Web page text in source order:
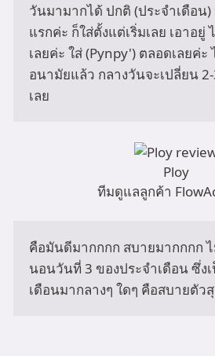
วันมามากได้ ปกติ (ประจำเดือน)
แรกค่ะ ก็ใส่ตั้งแต่เริ่มเลย เอาอยู่
เลยค่ะ ใส่ (Pynpy') ตลอดเลยค่ะ
อนามัยแล้ว กลางวันจะเปลี่ยน
เลย
Ploy
ทีมดูแลลูกค้า
คือมันดีมากกกก สบายมากกกก
นอนวันที่ 3 ของประจำเดือน ซึ่ง
เดือนมากลางๆ ใดๆ คือสบายตัว